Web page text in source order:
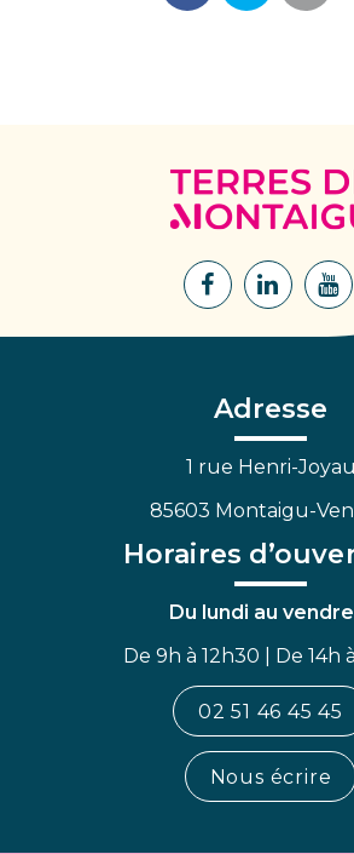
Lien
Facebook
Lien
Lien
Adresse
1 rue Henri-Joyau
85603 Montaigu-
Horaires
Du lundi au
De 9h à 12h30 | De 14h
02 51 46 45 45
Nous écrire